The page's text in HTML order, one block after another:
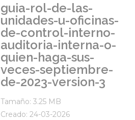
guia-rol-de-las-
unidades-u-oficinas-
de-control-interno-
auditoria-interna-o-
quien-haga-sus-
veces-septiembre-
de-2023-version-3
Tamaño: 3.25 MB
Creado: 24-03-2026